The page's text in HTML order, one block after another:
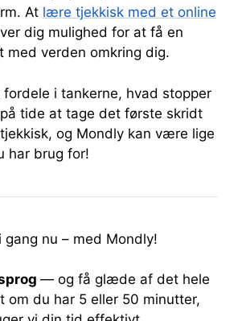
At lære tjekkisk med et online
dig mulighed for at få en
med verden omkring dig.
i tankerne, hvad stopper
tide at tage det første skridt
og Mondly kan være lige
har brug for!
gang nu – med Mondly!
— og få glæde af det hele
om du har 5 eller 50 minutter,